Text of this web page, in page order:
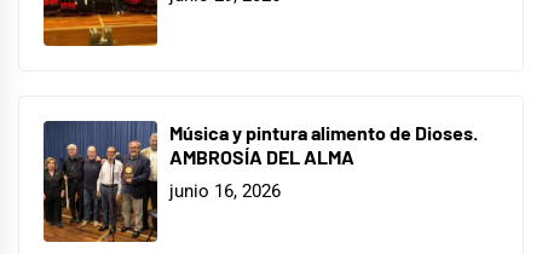
Música y pintura alimento de Dioses.
AMBROSÍA DEL ALMA
junio 16, 2026